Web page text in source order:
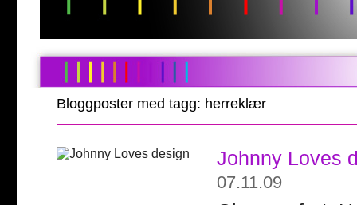
Bloggposter med tagg: herreklær
Johnny Loves
07.11.09